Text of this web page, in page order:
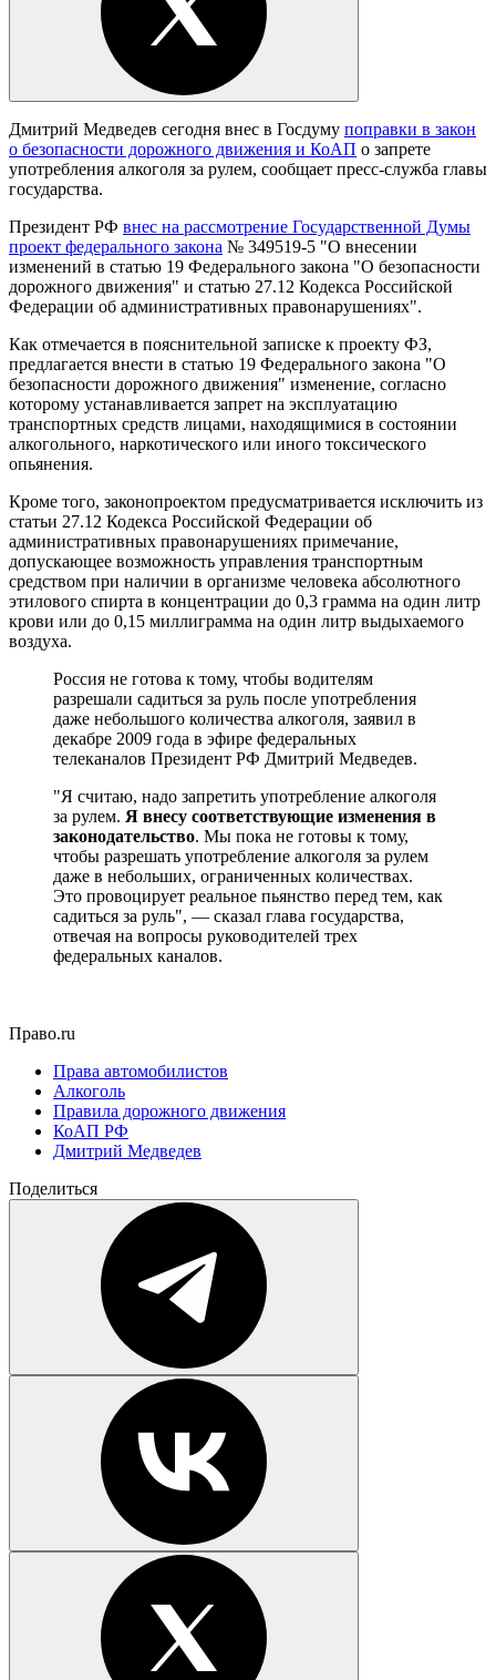
Дмитрий Медведев сегодня внес в Госдуму поправки в закон
о безопасности дорожного движения и КоАП о запрете
употребления алкоголя за рулем, сообщает пресс-служба главы
государства.
Президент РФ внес на рассмотрение Государственной Думы
проект федерального закона № 349519-5 "О внесении
изменений в статью 19 Федерального закона "О безопасности
дорожного движения" и статью 27.12 Кодекса Российской
Федерации об административных правонарушениях".
Как отмечается в пояснительной записке к проекту ФЗ,
предлагается внести в статью 19 Федерального закона "О
безопасности дорожного движения" изменение, согласно
которому устанавливается запрет на эксплуатацию
транспортных средств лицами, находящимися в состоянии
алкогольного, наркотического или иного токсического
опьянения.
Кроме того, законопроектом предусматривается исключить из
статьи 27.12 Кодекса Российской Федерации об
административных правонарушениях примечание,
допускающее возможность управления транспортным
средством при наличии в организме человека абсолютного
этилового спирта в концентрации до 0,3 грамма на один литр
крови или до 0,15 миллиграмма на один литр выдыхаемого
воздуха.
Россия не готова к тому, чтобы водителям
разрешали садиться за руль после употребления
даже небольшого количества алкоголя, заявил в
декабре 2009 года в эфире федеральных
телеканалов Президент РФ Дмитрий Медведев.
"Я считаю, надо запретить употребление алкоголя
за рулем. Я внесу соответствующие изменения в
законодательство. Мы пока не готовы к тому,
чтобы разрешать употребление алкоголя за рулем
даже в небольших, ограниченных количествах.
Это провоцирует реальное пьянство перед тем, как
садиться за руль", — сказал глава государства,
отвечая на вопросы руководителей трех
федеральных каналов.
Право.ru
Права автомобилистов
Алкоголь
Правила дорожного движения
КоАП РФ
Дмитрий Медведев
Поделиться